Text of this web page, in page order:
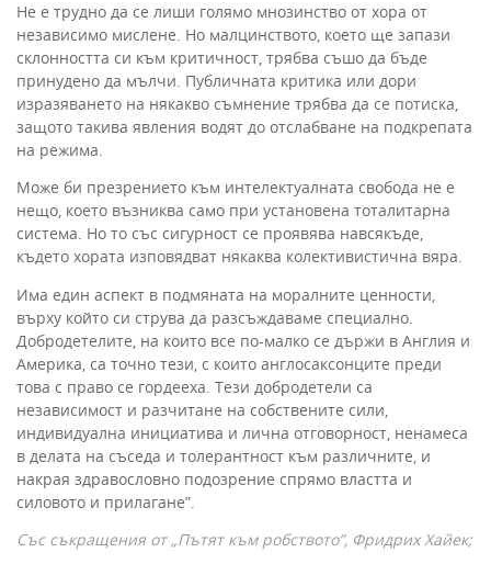
Не е трудно да се лиши голямо мнозинство от хора от
независимо мислене. Но малцинството, което ще запази
склонността си към критичност, трябва съшо да бъде
принудено да мълчи. Публичната критика или дори
изразяването на някакво съмнение трябва да се потиска,
защото такива явления водят до отслабване на подкрепата
на режима.
Може би презрението към интелектуалната свобода не е
нещо, което възниква само при установена тоталитарна
система. Но то със сигурност се проявява навсякъде,
където хората изповядват някаква колективистична вяра.
Има един аспект в подмяната на моралните ценности,
върху който си струва да разсъждаваме специално.
Добродетелите, на които все по-малко се държи в Англия и
Америка, са точно тези, с които англосаксонците преди
това с право се гордееха. Тези добродетели са
независимост и разчитане на собствените сили,
индивидуална инициатива и лична отговорност, ненамеса
в делата на съседа и толерантност към различните, и
накрая здравословно подозрение спрямо властта и
силовото и прилагане”.
Със съкращения от „Пътят към робството”, Фридрих Хайек;